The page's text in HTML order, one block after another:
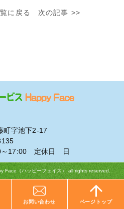
に戻る 次の記事 >>
町字池下2-17
17:00 定休日 日
Face（ハッピーフェイス） all rights reserved.
お問い合わせ ページトップ